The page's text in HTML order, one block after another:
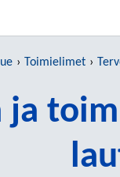
Toimielimet
ja